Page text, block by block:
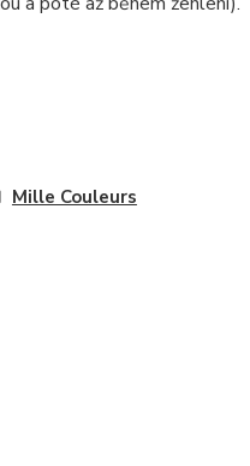
Mille Couleurs